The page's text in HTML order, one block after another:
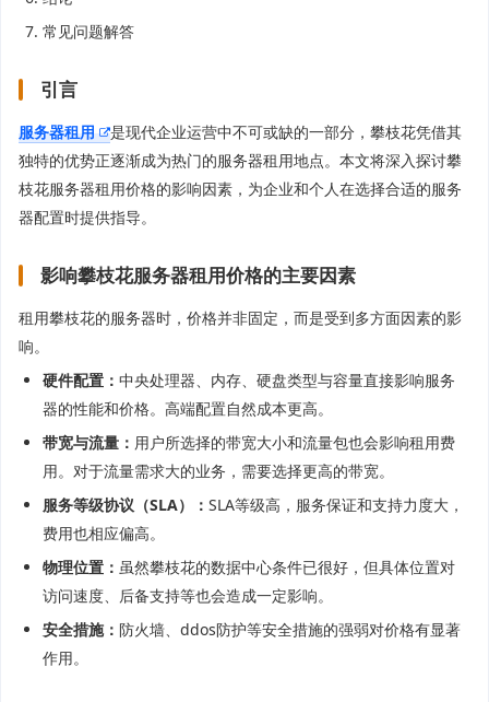
常见问题解答
引言
服务器租用
是现代企业运营中不可或缺的一部分，攀枝花凭借其
独特的优势正逐渐成为热门的服务器租用地点。本文将深入探讨攀
枝花服务器租用价格的影响因素，为企业和个人在选择合适的服务
器配置时提供指导。
影响攀枝花服务器租用价格的主要因素
租用攀枝花的服务器时，价格并非固定，而是受到多方面因素的影
响。
硬件配置：中央处理器、内存、硬盘类型与容量直接影响服务
器的性能和价格。高端配置自然成本更高。
带宽与流量： 用户所选择的带宽大小和流量包也会影响租用费
用。对于流量需求大的业务，需要选择更高的带宽。
服务等级协议（SLA）：SLA等级高，服务保证和支持力度大，
费用也相应偏高。
物理位置：虽然攀枝花的数据中心条件已很好，但具体位置对
访问速度、后备支持等也会造成一定影响。
安全措施：防火墙、ddos防护等安全措施的强弱对价格有显著
作用。